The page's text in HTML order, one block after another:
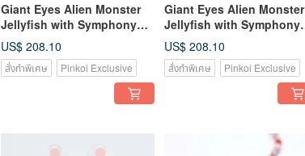
Giant Eyes Alien Monster
Jellyfish with Symphony
Magic Glitter with
Swarovski Crystal Bead
Earrings
US$ 208.10
สั่งทำพิเศษ Pinkoi Exclusive
Giant Eyes Alien Monster
Jellyfish with Symphony
Magic Glitter with
Swarovski Crystal Bead
Earrings
US$ 208.10
สั่งทำพิเศษ Pinkoi Exclusive